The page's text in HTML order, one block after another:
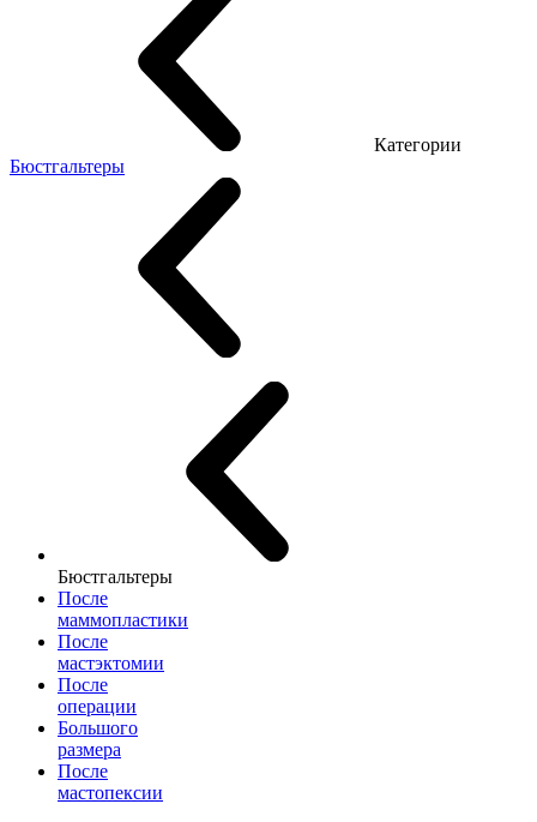
Категории
Бюстгальтеры
Бюстгальтеры
После
маммопластики
После
мастэктомии
После
операции
Большого
размера
После
мастопексии